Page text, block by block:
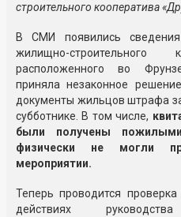
строительного кооператива
В СМИ появились
жилищно-строительного
расположенного во
приняла незаконное
документы жильцов штрафа
субботнике. В том числе,
были получены
физически не могли
мероприятии.
Теперь проводится
действиях руководства